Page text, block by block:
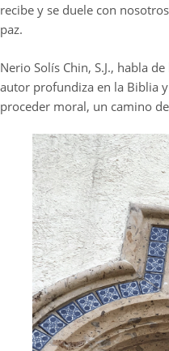
recibe y se duele con
paz.
Nerio Solís Chin, S.J., habla
autor profundiza en la Biblia
proceder moral, un camino